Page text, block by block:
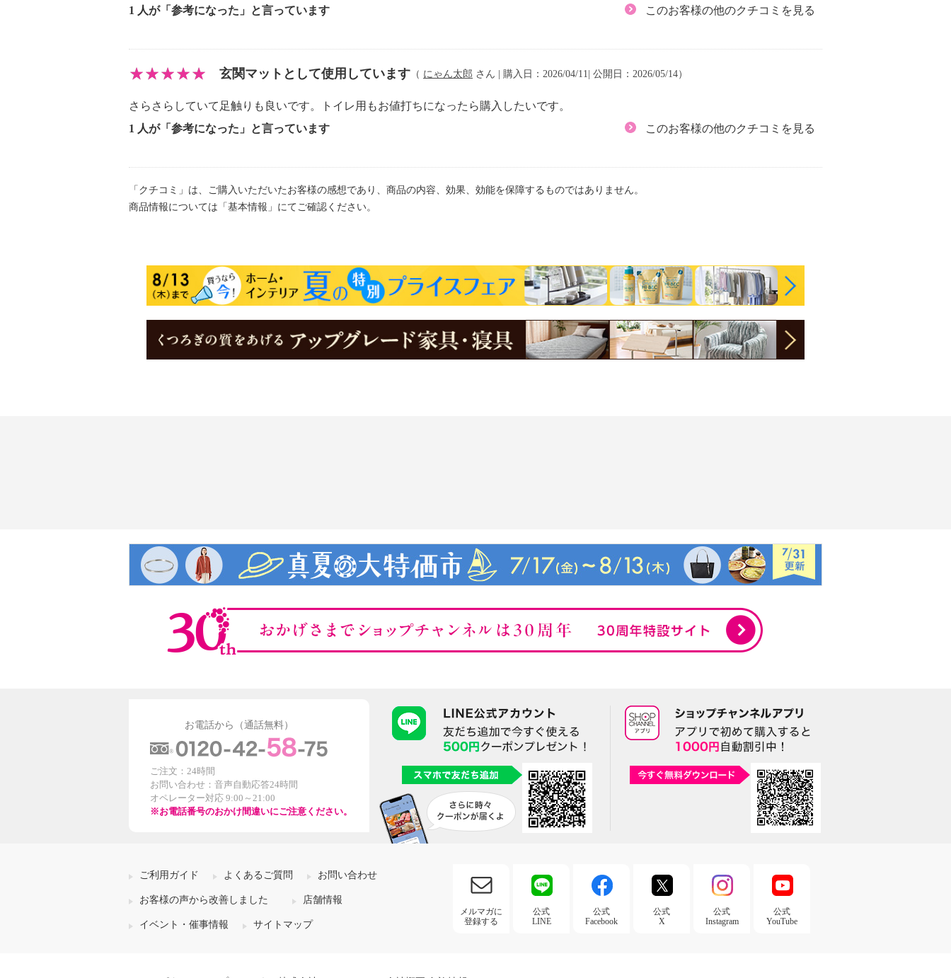
※詳細は取扱説明書を参照
・床暖房・ホットカーペット等の上では使用しないでくださ
い
をつけてください
【原産国（地）】
1 人が「参考になった」と言っています
このお客様の他のクチコミを見る
玄関マットとして使用しています （ にゃん太郎 さん | 購入日：2026/04/11| 公開日：2026/05/14）
さらさらしていて足触りも良いです。トイレ用もお値打ちになったら購入したいです。
1 人が「参考になった」と言っています
このお客様の他のクチコミを見る
「クチコミ」は、ご購入いただいたお客様の感想であり、商品の内容、効果、効能を保障するものではありません。
商品情報については「基本情報」にてご確認ください。
お電話から（通話無料）
ご注文：24時間
お問い合わせ：音声自動応答24時間
オペレーター対応 9:00～21:00
※お電話番号のおかけ間違いにご注意ください。
ご利用ガイド よくあるご質問 お問い合わせ
お客様の声から改善しました 店舗情報
イベント・催事情報 サイトマップ
メルマガに
登録する
公式
LINE
公式
Facebook
公式
X
公式
Instagram
公式
YouTube